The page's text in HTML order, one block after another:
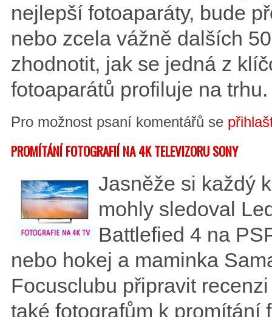
nejlepší fotoaparáty, bude
nebo zcela vážně dalších
zhodnotit, jak se jedná z
fotoaparátů profiluje na trhu.
Pro možnost psaní komentářů se
PROMÍTÁNÍ FOTOGRAFIÍ NA 4K TELEVIZORU SONY
Jasněže si každý
mohly sledoval
Battlefied 4 na
nebo hokej a maminka
Focusclubu připravit
také fotografům k promítání